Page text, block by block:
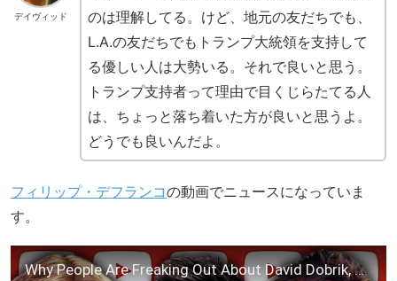
デイヴィッド
のは理解してる。けど、地元の友だちでも、
L.A.の友だちでもトランプ大統領を支持して
る優しい人は大勢いる。それで良いと思う。
トランプ支持者って理由で目くじらたてる人
は、ちょっと落ち着いた方が良いと思うよ。
どうでも良いんだよ。
フィリップ・デフランコの動画でニュースになっていま
す。
Why People Are Freaking Out About David Dobrik, Heartbreaking Wrongful Imprisonment, Trolls, & More